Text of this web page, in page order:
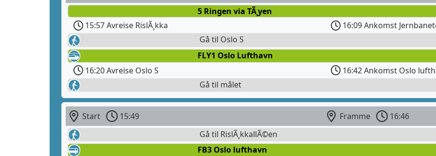
5 Ringen via TÃ¸yen
15:57 Avreise RislÃ¸kka
16:09 Ankomst
Gå til Oslo S
FLY1 Oslo Lufthavn
16:20 Avreise Oslo S
16:42 Ankomst Oslo
Gå til målet
Start 15:49 Framme
16:46
Gå til RislÃ¸kkallÃ©en
FB3 Oslo lufthavn